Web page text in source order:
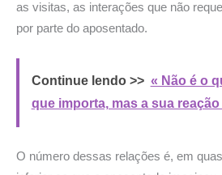
as visitas, as interações que não
por parte do aposentado.
Continue lendo >> « Não é o
que importa, mas a sua
O número dessas relações é, em